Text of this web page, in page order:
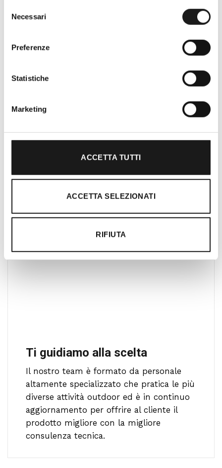
delNecessari
Preferenze
Statistiche
Marketing
ACCETTA TUTTI
ACCETTA SELEZIONATI
RIFIUTA
Nato nel 1990 con il nome di Rifugio
per amanti dell’outdoor a Roma e nel
Lazio. Da sempre soddisfiamo i nostri
l’acquisto un’esperienza formativa e
gratificante.
Ti guidiamo alla scelta
Il nostro team è formato da personale
altamente specializzato che pratica le più
diverse attività outdoor ed è in continuo
aggiornamento per offrire al cliente il
prodotto migliore con la migliore
consulenza tecnica.